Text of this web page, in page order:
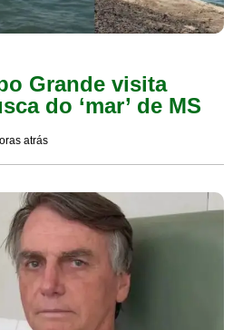
Grande visita
do ‘mar’ de MS
atrás